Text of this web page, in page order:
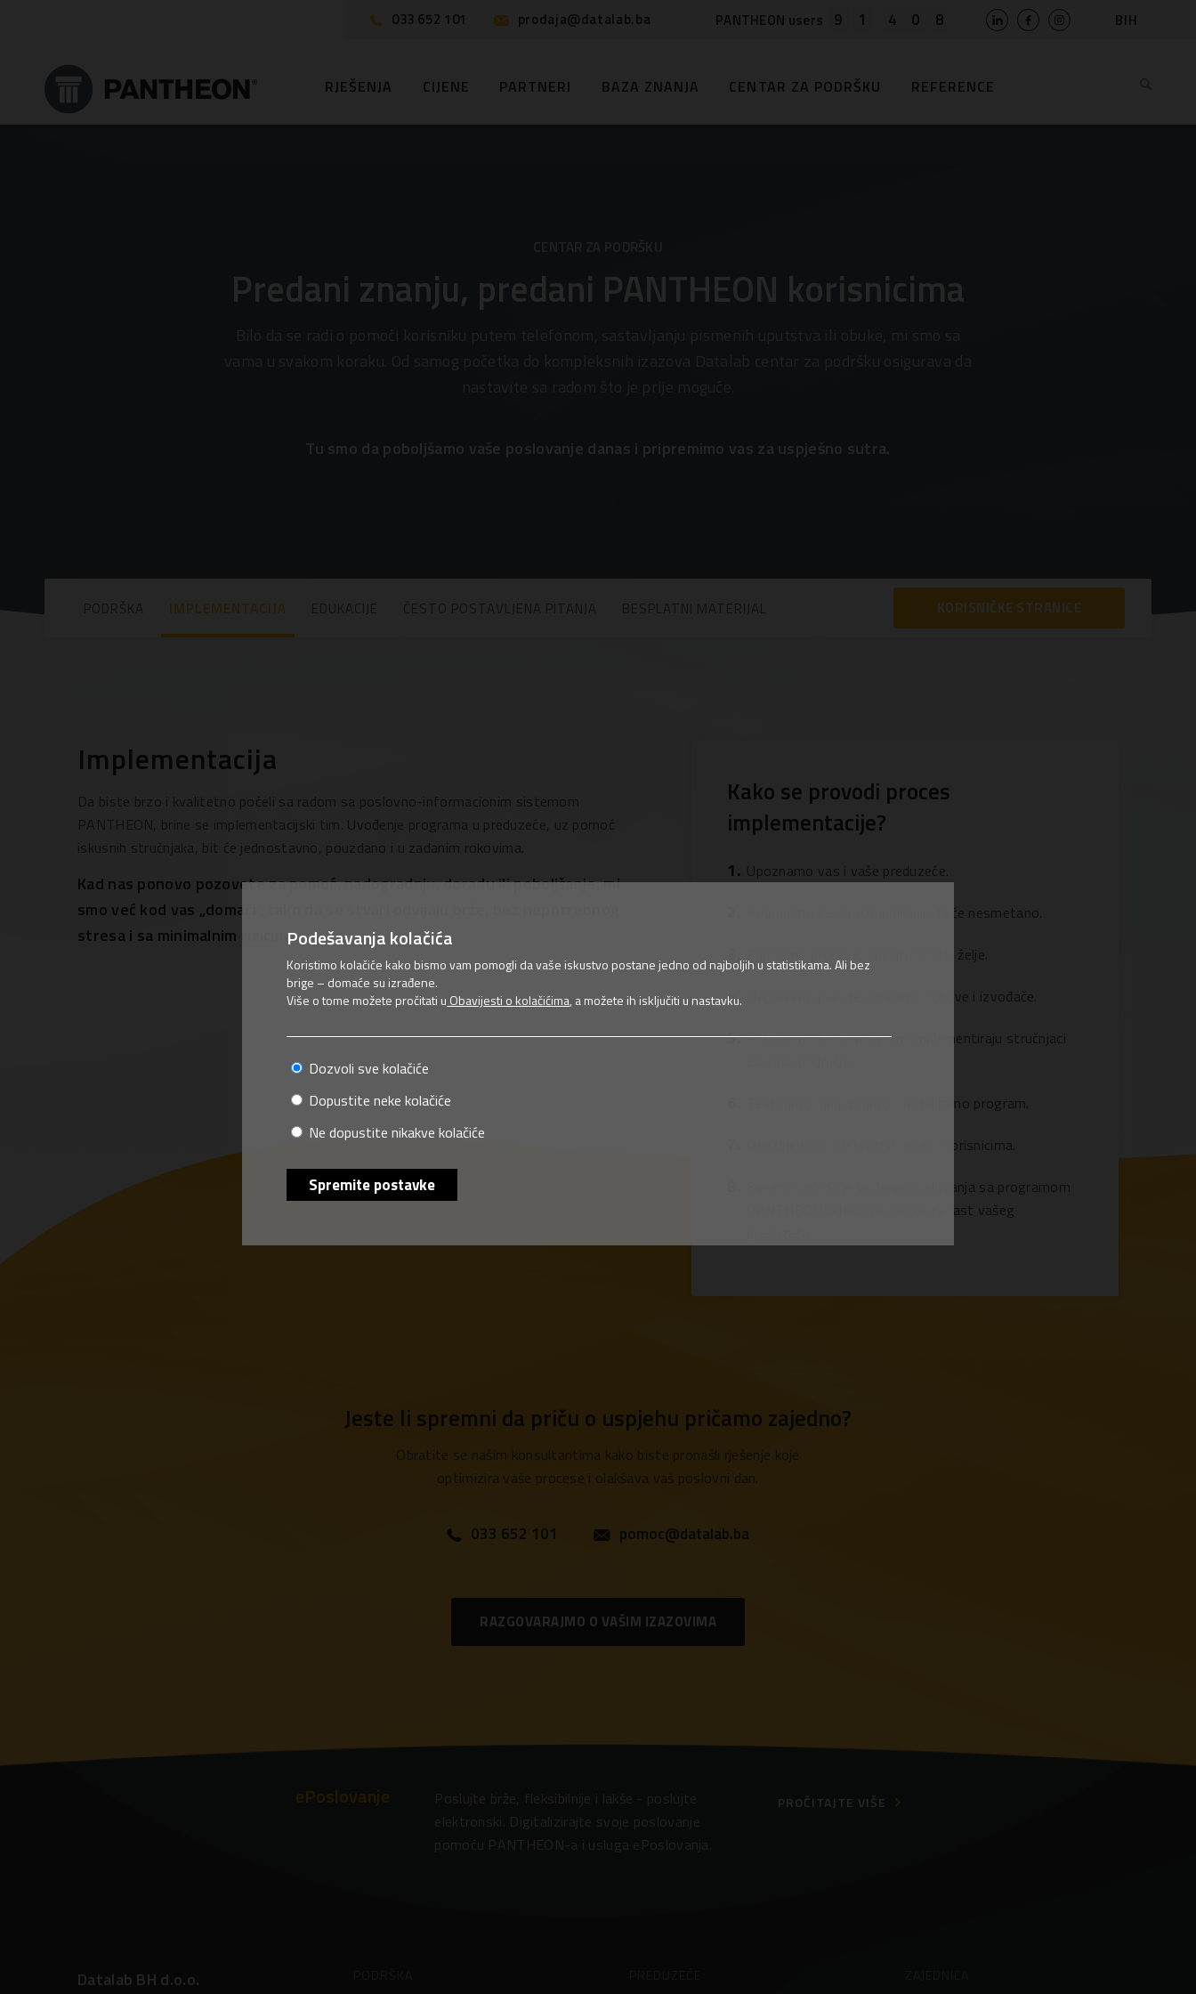
033 652 101 prodaja@datalab.ba PANTHEON users 9 1 4 0 8
BIH
MK
RJEŠENJA CIJENE PARTNERI BAZA ZNANJA CENTAR ZA PODRŠKU REFERENCE
Predani znanju, predani PANTHEON korisnicima
Tu smo da poboljšamo vaše poslovanje danas i pripremimo vas za uspješno sutra.
IMPLEMENTACIJA KORISNIČKE STRANICE
Implementacija
Da biste brzo i kvalitetno počeli sa radom sa poslovno-informacionim sistemom
PANTHEON, brine se implementacijski tim. Uvođenje programa u preduzeće, uz pomoć
iskusnih stručnjaka, bit će jednostavno, pouzdano i u zadanim rokovima.
Kad nas ponovo pozovete za pomoć, nadogradnju, doradu ili poboljšanje, mi
smo već kod vas „domaći“, tako da se stvari odvijaju brže, bez nepotrebnog
stresa i sa minimalnim rizicima.
Kako se provodi proces
implementacije?
Upoznamo vas i vaše preduzeće.
Pobrinemo se da komunikacija teče nesmetano.
Zapišemo procese, specifičnosti i želje.
Napravimo plan te odredimo rokove i izvođače.
Pobrinemo se da program implementiraju stručnjaci
Testiramo, analiziramo i instaliramo program.
Obezbjedimo adekvatnu obuku korisnicima.
Sigurni smo da je vođenje poslovanja sa programom
PANTHEON odskočna daska za rast vašeg
Jeste li spremni da priču o uspjehu pričamo zajedno?
Obratite se našim konsultantima kako biste pronašli rješenje koje
optimizira vaše procese i olakšava vaš poslovni dan.
033 652 101 pomoc@datalab.ba
RAZGOVARAJMO O VAŠIM IZAZOVIMA
ePoslovanje
Poslujte brže, fleksibilnije i lakše - poslujte
elektronski. Digitalizirajte svoje poslovanje
pomoću PANTHEON-a i usluga ePoslovanja.
PROČITAJTE VIŠE
Datalab BH d.o.o.
Podešavanja kolačića
Koristimo kolačiće kako bismo vam pomogli da vaše iskustvo postane jedno od najboljih u statistikama. Ali bez
brige – domaće su izrađene.
Više o tome možete pročitati u Obavijesti o kolačićima, a možete ih isključiti u nastavku.
Dozvoli sve kolačiće
Dopustite neke kolačiće
Ne dopustite nikakve kolačiće
Spremite postavke